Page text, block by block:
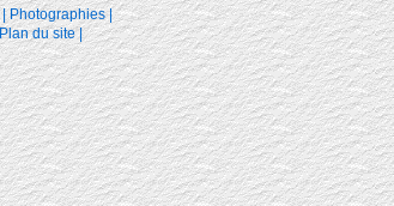
| Photographies |
Plan du site |